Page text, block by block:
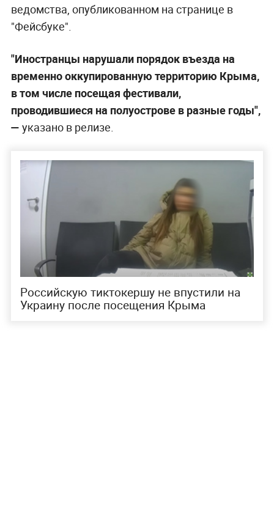
ведомства, опубликованном на странице в
"Фейсбуке".
"Иностранцы нарушали порядок въезда на
временно оккупированную территорию Крыма,
в том числе посещая фестивали,
проводившиеся на полуострове в разные годы",
— указано в релизе.
Российскую тиктокершу не впустили на
Украину после посещения Крыма